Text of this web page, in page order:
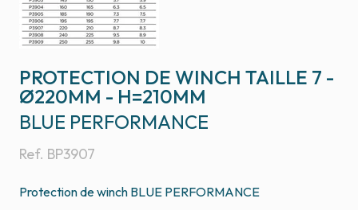
PROTECTION DE WINCH TAILLE 7 -
Ø220MM - H=210MM
Ref. BP3907
BLUE PERFORMANCE
Protection de winch BLUE PERFORMANCE